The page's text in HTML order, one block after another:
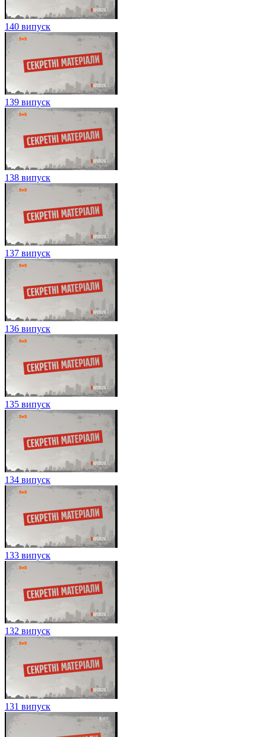
140 випуск
139 випуск
138 випуск
137 випуск
136 випуск
135 випуск
134 випуск
133 випуск
132 випуск
131 випуск